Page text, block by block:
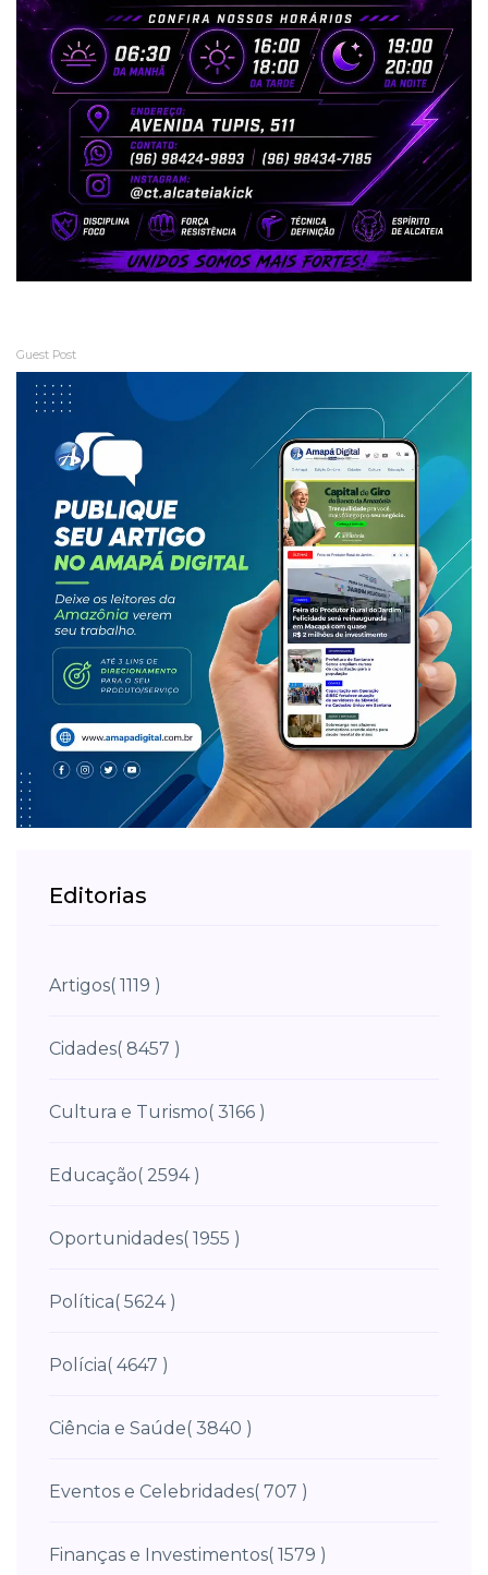
Guest Post
Editorias
Artigos( 1119 )
Cidades( 8457 )
Cultura e Turismo( 3166 )
Educação( 2594 )
Oportunidades( 1955 )
Política( 5624 )
Polícia( 4647 )
Ciência e Saúde( 3840 )
Eventos e Celebridades( 707 )
Finanças e Investimentos( 1579 )